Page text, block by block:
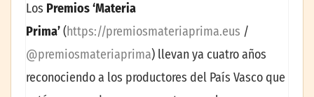
Los Premios ‘Materia
Prima’(https://premiosmateriaprima.eus /
@premiosmateriaprima) llevan ya cuatro años
reconociendo a los productores del País Vasco que